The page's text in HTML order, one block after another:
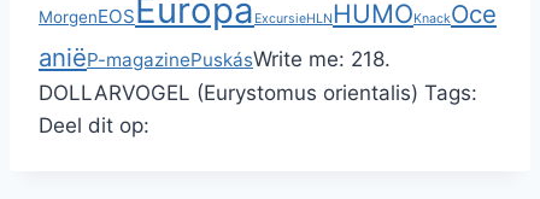
MorgenEOSEuropa ExcursieHLNHUMOKnackOce
aniëP-magazinePuskásWrite me: 218.
DOLLARVOGEL (Eurystomus orientalis) Tags:
Deel dit op: